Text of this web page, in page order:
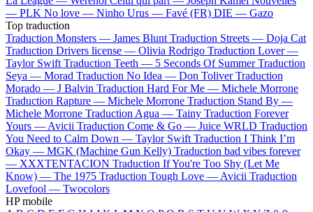
— PLK No love — Ninho Urus — Favé (FR) DIE — Gazo
Top traduction
Traduction Monsters — James Blunt Traduction Streets — Doja Cat
Traduction Drivers license — Olivia Rodrigo Traduction Lover —
Taylor Swift Traduction Teeth — 5 Seconds Of Summer Traduction
Seya — Morad Traduction No Idea — Don Toliver Traduction
Morado — J Balvin Traduction Hard For Me — Michele Morrone
Traduction Rapture — Michele Morrone Traduction Stand By —
Michele Morrone Traduction Agua — Tainy Traduction Forever
Yours — Avicii Traduction Come & Go — Juice WRLD Traduction
You Need to Calm Down — Taylor Swift Traduction I Think I’m
Okay — MGK (Machine Gun Kelly) Traduction bad vibes forever
— XXXTENTACION Traduction If You're Too Shy (Let Me
Know) — The 1975 Traduction Tough Love — Avicii Traduction
Lovefool — Twocolors
HP mobile